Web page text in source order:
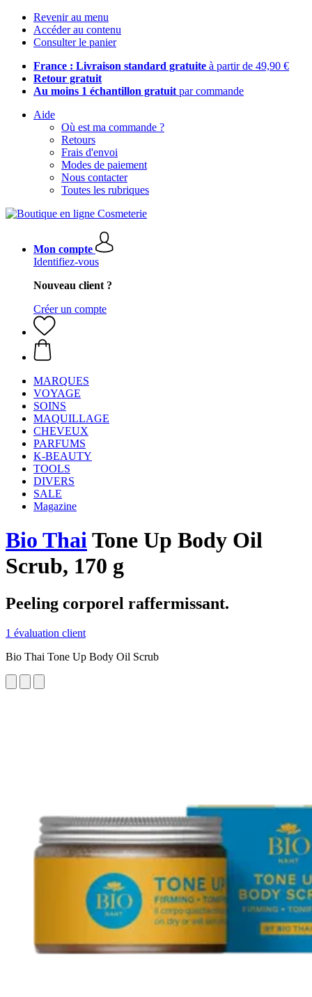
Revenir au menu
Accéder au contenu
Consulter le panier
France : Livraison standard gratuite à partir de 49,90 €
Retour gratuit
Au moins 1 échantillon gratuit par commande
Aide
Où est ma commande ?
Retours
Frais d'envoi
Modes de paiement
Nous contacter
Toutes les rubriques
Mon compte
Identifiez-vous
Nouveau client ?
Créer un compte
MARQUES
VOYAGE
SOINS
MAQUILLAGE
CHEVEUX
PARFUMS
K-BEAUTY
TOOLS
DIVERS
SALE
Magazine
Bio ThaiTone Up Body Oil
Scrub, 170 g
Peeling corporel raffermissant.
1 évaluation client
Bio Thai Tone Up Body Oil Scrub